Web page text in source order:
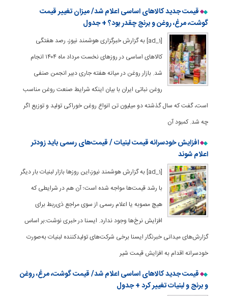
قیمت جدید کالاهای اساسی اعلام شد/ میزان تغییر قیمت
گوشت، مرغ، روغن و برنج چقدر بود؟ + جدول
[ad_1] به گزارش خبرگزاری هوشمند نیوز، رصد هفتگی
کالاهای اساسی در روزهای نخست مرداد ماه ۱۴۰۴ انجام
شد. بازار روغن در میانه هفته جاری دبیر انجمن صنفی
روغن نباتی ایران با بیان اینکه شرایط صنعت روغن مناسب
است، گفت که سال گذشته دو میلیون تن انواع روغن خوراکی تولید و توزیع اگر
چه شد. کمبود آن
افزایش خودسرانه قیمت لبنیات / قیمت‌های رسمی باید زودتر
اعلام شوند
[ad_1] به گزارش هوشمند نیوز،این روزها بازار لبنیات بار دیگر
با رشد قیمت‌ها مواجه شده است؛ آن هم در شرایطی که
هیچ مصوبه یا اعلام رسمی از سوی مراجع ذی‌ربط برای
افزایش نرخ‌ها وجود ندارد. ایسنا در خبری نوشت:بر اساس
گزارش‌های میدانی خبرنگار ایسنا برخی شرکت‌های تولیدکننده لبنیات به‌صورت
خودسرانه اقدام به افزایش قیمت شیر
قیمت جدید کالاهای اساسی اعلام شد/ قیمت گوشت، مرغ، روغن
و برنج و لبنیات تغییر کرد + جدول